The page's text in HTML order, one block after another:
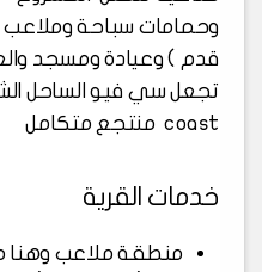
وحمامات سباحة وملاعب
قدم ) وعيادة ومسجد
coast منتجع متكامل
خدمات القرية
منطقة ملاعب وهنا